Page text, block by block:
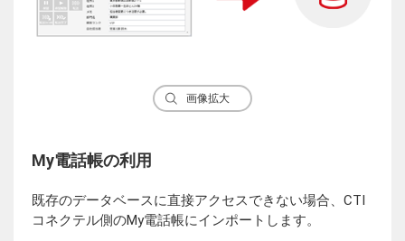
画像拡大
My電話帳の利用
既存のデータベースに直接アクセスできない場合、CTI
コネクテル側のMy電話帳にインポートします。